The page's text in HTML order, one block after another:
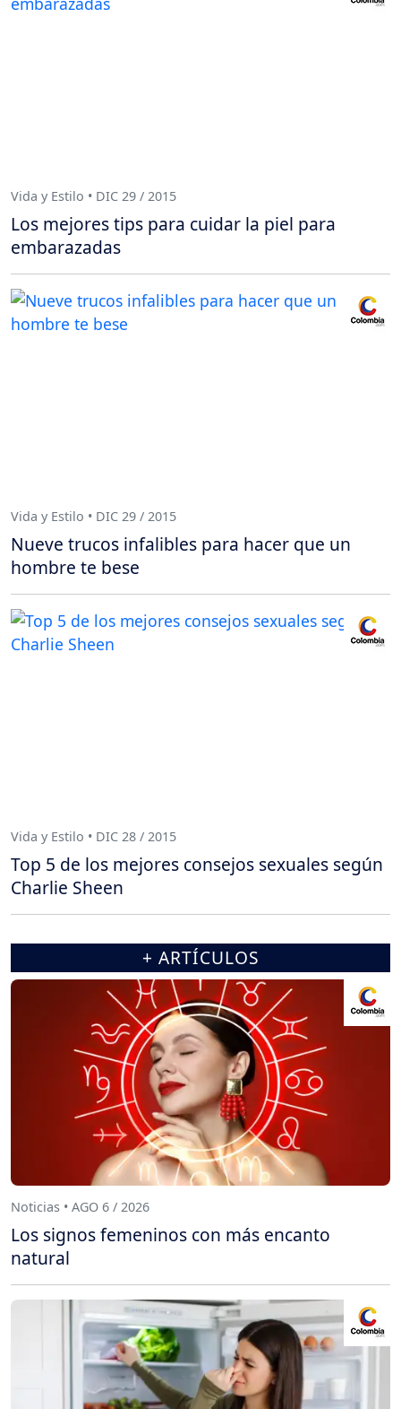
Vida y Estilo • DIC 29 / 2015
Los mejores tips para cuidar la piel para
embarazadas
Vida y Estilo • DIC 29 / 2015
Nueve trucos infalibles para hacer que un
hombre te bese
Vida y Estilo • DIC 28 / 2015
Top 5 de los mejores consejos sexuales según
Charlie Sheen
+ ARTÍCULOS
Noticias • AGO 6 / 2026
Los signos femeninos con más encanto
natural